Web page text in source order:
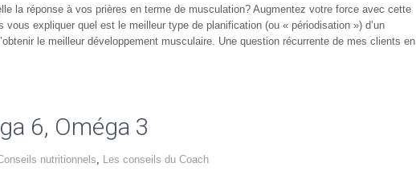
la réponse à vos prières en terme de musculation? Augmentez votre force avec cette
vous expliquer quel est le meilleur type de planification (ou « périodisation ») d’un
le meilleur développement musculaire. Une question récurrente de mes clients en
6, Oméga 3
nutritionnels, Les conseils du Coach